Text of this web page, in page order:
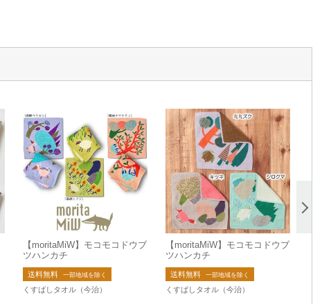
【moritaMiW】モコモコドウブ
ツハンカチ
送料無料 一部地域を除く
くすばしタオル（今治）
【moritaMiW】モコモコドウブ
ツハンカチ
送料無料 一部地域を除く
くすばしタオル（今治）